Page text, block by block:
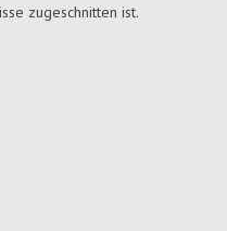
zugeschnitten ist.